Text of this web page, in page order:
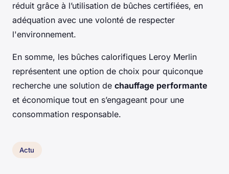
réduit grâce à l’utilisation de bûches certifiées, en
adéquation avec une volonté de respecter
l'environnement.
En somme, les bûches calorifiques Leroy Merlin
représentent une option de choix pour quiconque
recherche une solution de chauffage performante
et économique tout en s’engageant pour une
consommation responsable.
Actu